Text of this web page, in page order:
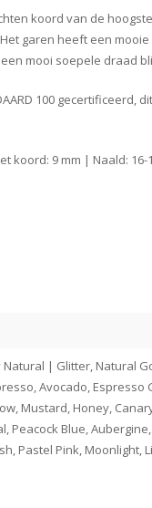
koord van de
garen heeft een
mooi soepele draad
100
koord: 9 mm | Naald: 16-
| Glitter, Natural
Avocado,
Mustard, Honey,
Peacock Blue,
Pastel Pink,